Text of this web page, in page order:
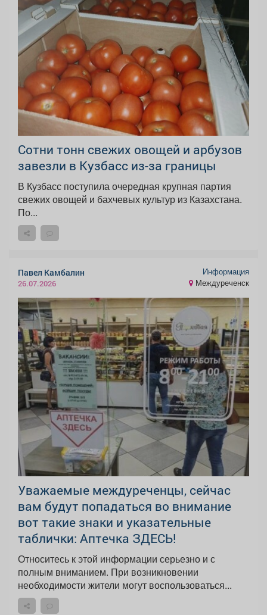
Сотни тонн свежих овощей и арбузов
завезли в Кузбасс из-за границы
В Кузбасс поступила очередная крупная партия
свежих овощей и бахчевых культур из Казахстана.
По...
Павел Камбалин
26.07.2026
Информация
Междуреченск
Уважаемые междуреченцы, сейчас
вам будут попадаться во внимание
вот такие знаки и указательные
таблички: Аптечка ЗДЕСЬ!
Относитесь к этой информации серьезно и с
полным вниманием. При возникновении
необходимости жители могут воспользоваться...